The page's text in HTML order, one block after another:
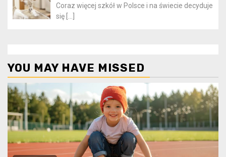
Coraz więcej szkół w Polsce i na świecie decyduje
się
YOU MAY HAVE MISSED